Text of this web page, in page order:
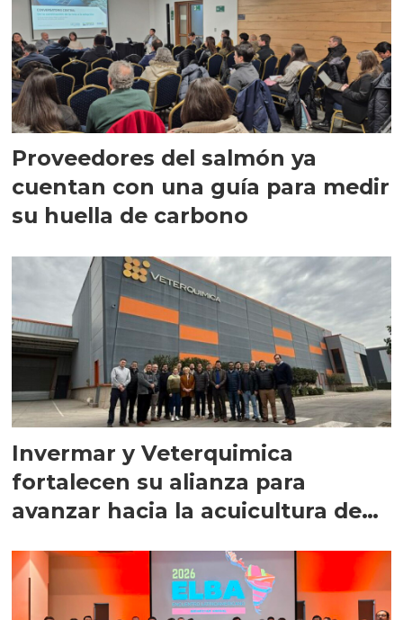
Proveedores del salmón ya
cuentan con una guía para medir
su huella de carbono
Invermar y Veterquimica
fortalecen su alianza para
avanzar hacia la acuicultura de